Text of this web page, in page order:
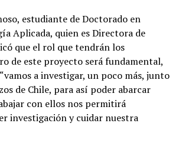
estudiante de Doctorado en
Aplicada, quien es Directora de
que el rol que tendrán los
de este proyecto será fundamental,
a investigar, un poco más, junto
de Chile, para así poder abarcar
con ellos nos permitirá
investigación y cuidar nuestra